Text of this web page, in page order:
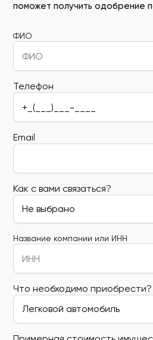
поможет получить одобрение
ФИО
Телефон
Email
Как с вами связаться?
Название компании или ИНН
Что необходимо приобрести?